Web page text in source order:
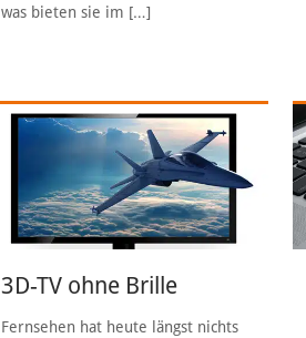
was bieten sie im […]
3D-TV ohne Brille
Fernsehen hat heute längst nichts